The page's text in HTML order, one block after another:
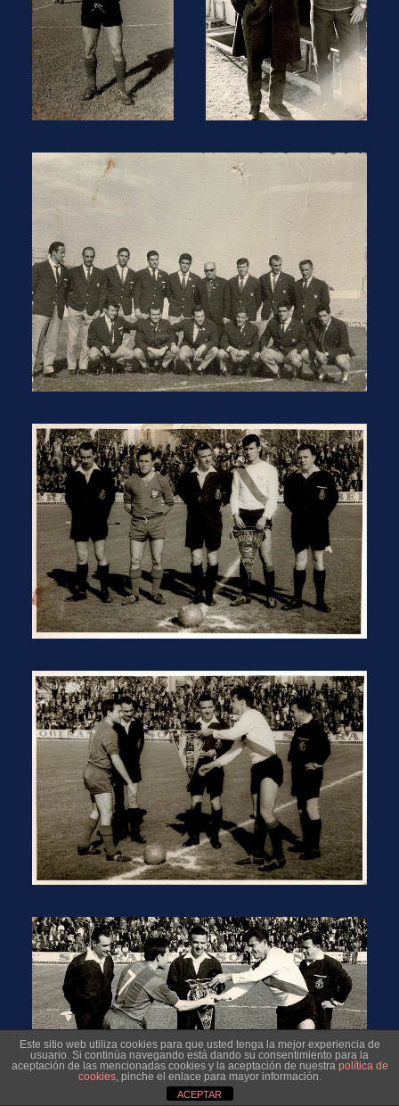
Este sitio web utiliza cookies para que usted tenga la mejor experiencia de
usuario. Si continúa navegando está dando su consentimiento para la
aceptación de las mencionadas cookies y la aceptación de nuestra política de
cookies, pinche el enlace para mayor información.
ACEPTAR